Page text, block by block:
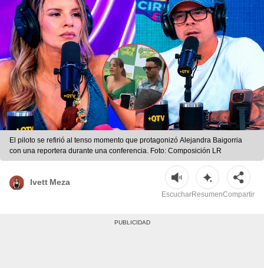
El piloto se refirió al tenso momento que protagonizó Alejandra Baigorria
con una reportera durante una conferencia. Foto: Composición LR
Ivett Meza
EscucharResumenCompartir